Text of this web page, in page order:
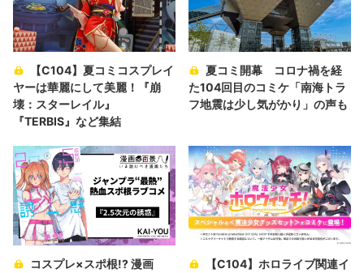
【C104】夏コミコスプレイ
ヤーは華麗にして美麗！『崩
壊：スターレイル』
『TERBIS』など集結
夏コミ開幕 コロナ禍を経
た104回目のコミケ「南海トラ
フ地震は少し気がかり」の声も
コスプレ×スポ根!? 漫画
【C104】ホロライブ関連イ